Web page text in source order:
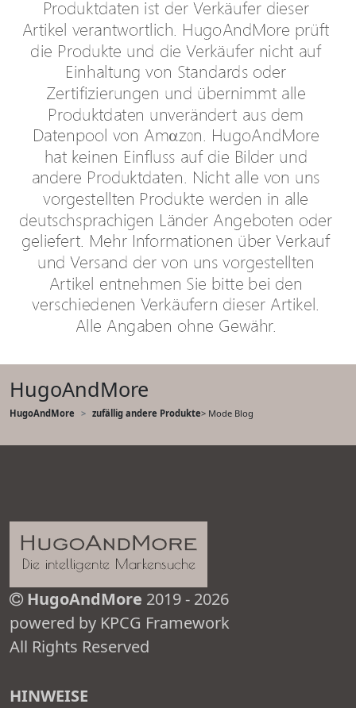
HugoAndMore
HugoAndMore zufällig andere Produkte> Mode Blog
HugoAndMore 2019 - 2026
powered by KPCG Framework
All Rights Reserved
HINWEISE